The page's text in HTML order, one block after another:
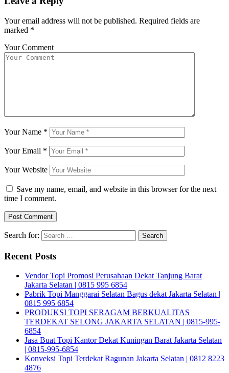
Your email address will not be published. Required fields are
marked *
Your Comment
Your Name *
Your Email *
Your Website
Save my name, email, and website in this browser for the next
time I comment.
Search for:
Recent Posts
Vendor Topi Promosi Perusahaan Dekat Tanjung Barat
Jakarta Selatan | 0815 995 6854
Pabrik Topi Manggarai Selatan Bagus dekat Jakarta Selatan |
0815 995 6854
PRODUKSI TOPI SERAGAM BERKUALITAS
TERDEKAT SELONG JAKARTA SELATAN | 0815-995-
6854
Jasa Buat Topi Kantor Dekat Kuningan Barat Jakarta Selatan
| 0815-995-6854
Konveksi Topi Terdekat Ragunan Jakarta Selatan | 0812 8223
4876